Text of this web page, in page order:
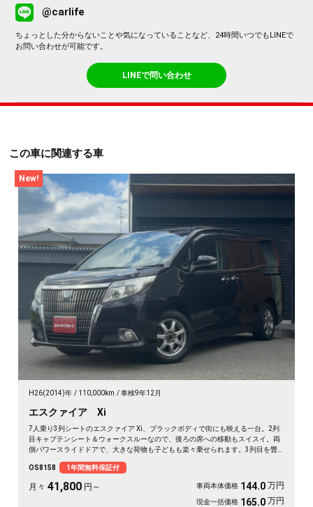
@carlife
ちょっとした分からないことや気になっていることなど、24時間いつでもLINEで
お問い合わせが可能です。
LINEで問い合わせ
この車に関連する車
New!
H26(2014)年 110,000km 車検9年12月
エスクァイア Xi
7人乗り3列シートのエスクァイア Xi、ブラックボディで街にも映える一台。2列
目キャプテンシート＆ウォークスルーなので、後ろの席への移動もスイスイ。両
側パワースライドドアで、大きな荷物も子どもも楽々乗せられます。3列目を畳
ンETCで週末の遠出も快適そのもの。仲間との旅行にも送迎にも頼れる相棒です
🚗✨💺🙌。安心の《1年保証付》でお渡しします😊
OS8158 1年間無料保証付
月々 41,800 円～ 車両本体価格 144.0 万円
現金一括価格 165.0 万円